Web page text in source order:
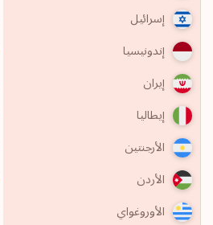
إسرائيل
إندونيسيا
إيران
إيطاليا
الأرجنتين
الأردن
الأوروغواي